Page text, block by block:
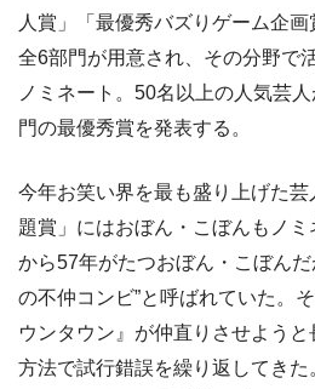
人賞」「最優秀バズりゲーム企
全6部門が用意され、その分野で
ノミネート。50名以上の人気芸
門の最優秀賞を発表する。
今年お笑い界を最も盛り上げた
題賞」にはおぼん・こぼんもノ
から57年がたつおぼん・こぼん
の不仲コンビ”と呼ばれていた。
ウンタウン』が仲直りさせよう
方法で試行錯誤を繰り返してき